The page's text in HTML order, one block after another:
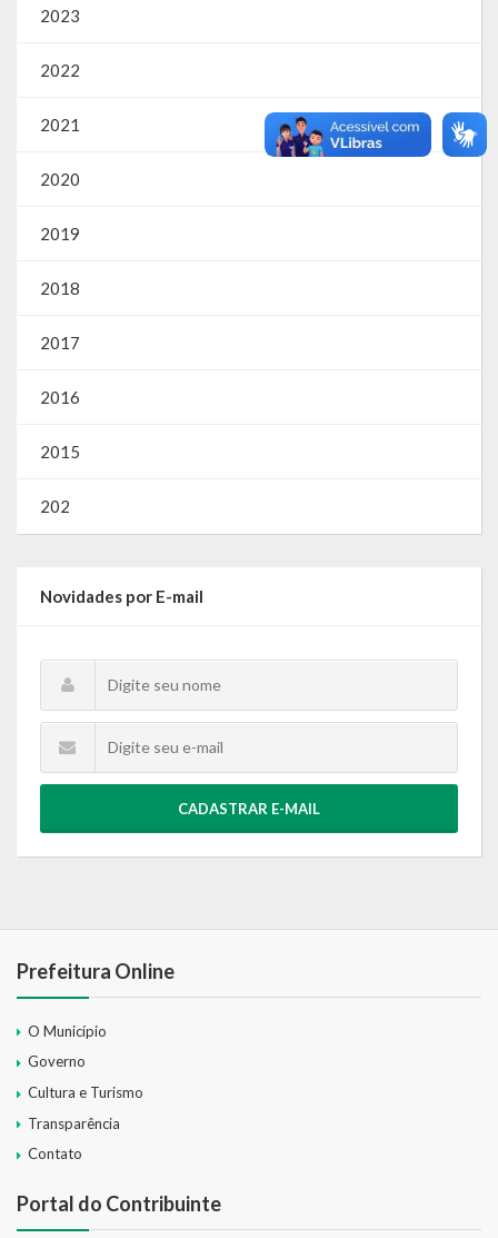
2023
2022
2021
2020
2019
2018
2017
2016
2015
202
Novidades por E-mail
CADASTRAR E-MAIL
Prefeitura Online
O Município
Governo
Cultura e Turismo
Transparência
Contato
Portal do Contribuinte